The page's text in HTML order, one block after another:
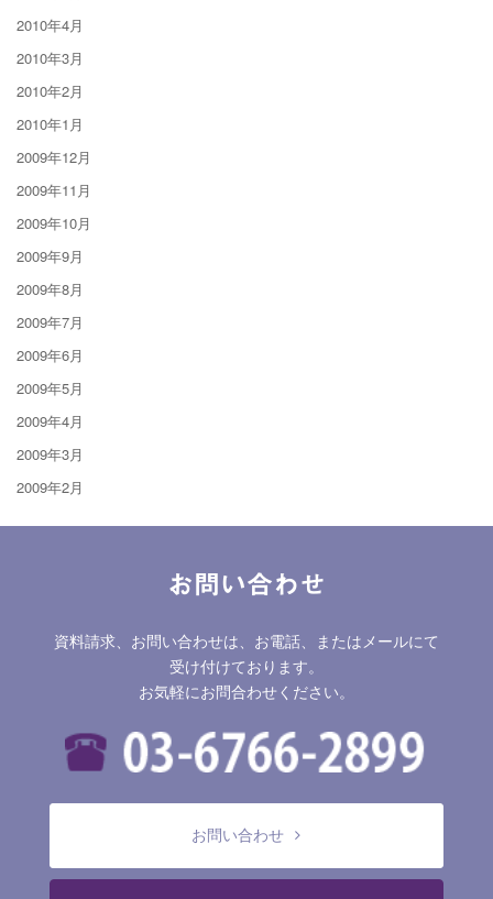
2010年4月
2010年3月
2010年2月
2010年1月
2009年12月
2009年11月
2009年10月
2009年9月
2009年8月
2009年7月
2009年6月
2009年5月
2009年4月
2009年3月
2009年2月
お問い合わせ
資料請求、お問い合わせは、お電話、またはメールにて
受け付けております。
お気軽にお問合わせください。
お問い合わせ